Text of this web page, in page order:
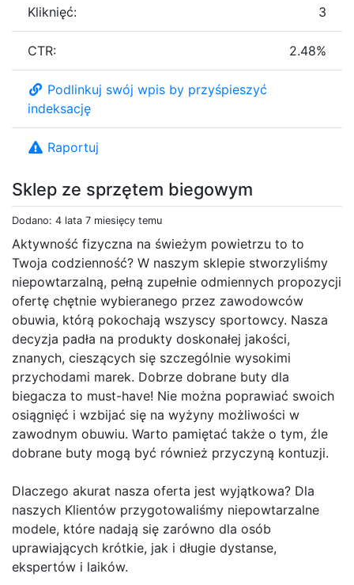
Sklep ze sprzętem biegowym
Dodano: 4 lata 7 miesięcy temu
Aktywność fizyczna na świeżym powietrzu to to
Twoja codzienność? W naszym sklepie stworzyliśmy
niepowtarzalną, pełną zupełnie odmiennych propozycji
ofertę chętnie wybieranego przez zawodowców
obuwia, którą pokochają wszyscy sportowcy. Nasza
decyzja padła na produkty doskonałej jakości,
znanych, cieszących się szczególnie wysokimi
przychodami marek. Dobrze dobrane buty dla
biegacza to must-have! Nie można poprawiać swoich
osiągnięć i wzbijać się na wyżyny możliwości w
zawodnym obuwiu. Warto pamiętać także o tym, źle
dobrane buty mogą być również przyczyną kontuzji.
Dlaczego akurat nasza oferta jest wyjątkowa? Dla
naszych Klientów przygotowaliśmy niepowtarzalne
modele, które nadają się zarówno dla osób
uprawiających krótkie, jak i długie dystanse,
ekspertów i laików.
Kliknięć: 3
CTR: 2.48%
Podlinkuj swój wpis by przyśpieszyć
indeksację
Raportuj